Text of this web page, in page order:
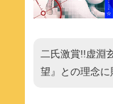
二氏激賞!!虚淵
望』との理念